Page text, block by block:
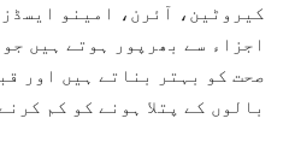
کیروٹین، آئرن، امینو
اجزاء سے بھرپور ہوتے ہیں
صحت کو بہتر بناتے ہیں اور
بالوں کے پتلا ہونے کو کم